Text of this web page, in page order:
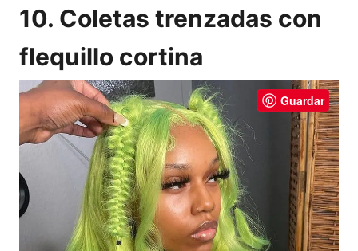
10. Coletas trenzadas con
flequillo cortina
Guardar